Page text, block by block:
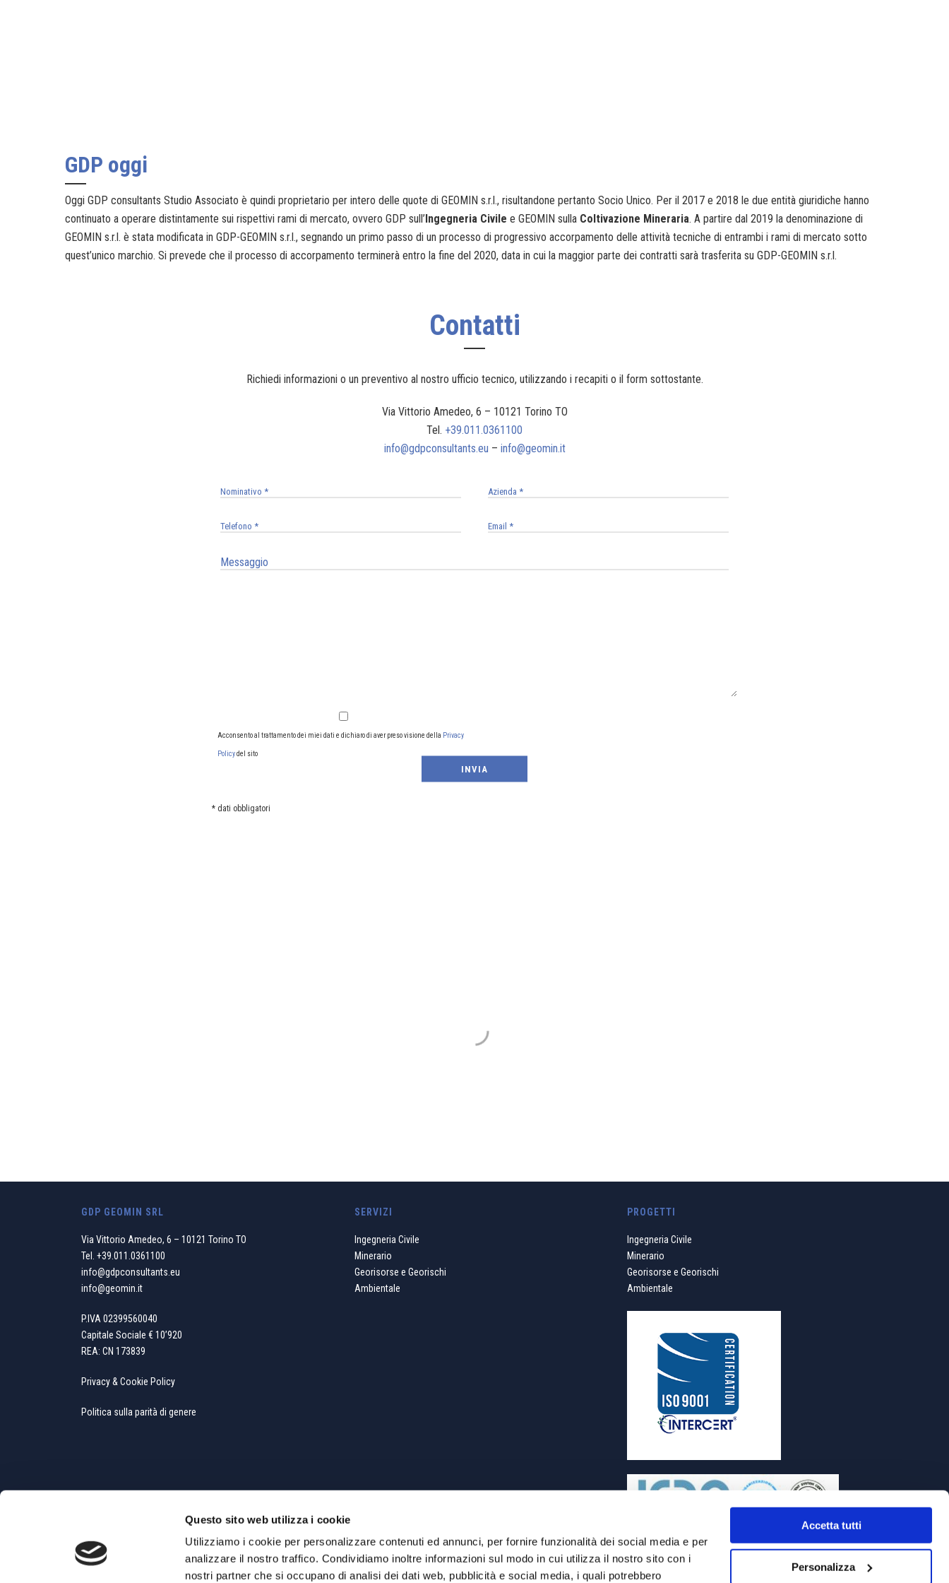
Questo sito web utilizza i cookie
Utilizziamo i cookie per personalizzare contenuti ed annunci, per fornire funzionalità dei social media e per
analizzare il nostro traffico. Condividiamo inoltre informazioni sul modo in cui utilizza il nostro sito con i
nostri partner che si occupano di analisi dei dati web, pubblicità e social media, i quali potrebbero
Accetta tutti
Personalizza
GDP oggi
Oggi GDP consultants Studio Associato è quindi proprietario per intero delle quote di GEOMIN s.r.l., risultandone pertanto Socio Unico. Per il 2017 e 2018 le due entità giuridiche hanno
continuato a operare distintamente sui rispettivi rami di mercato, ovvero GDP sull’Ingegneria Civile e GEOMIN sulla Coltivazione Mineraria. A partire dal 2019 la denominazione di
GEOMIN s.r.l. è stata modificata in GDP-GEOMIN s.r.l., segnando un primo passo di un processo di progressivo accorpamento delle attività tecniche di entrambi i rami di mercato sotto
quest’unico marchio. Si prevede che il processo di accorpamento terminerà entro la fine del 2020, data in cui la maggior parte dei contratti sarà trasferita su GDP-GEOMIN s.r.l.
Contatti
Richiedi informazioni o un preventivo al nostro ufficio tecnico, utilizzando i recapiti o il form sottostante.
Via Vittorio Amedeo, 6 – 10121 Torino TO
Tel. +39.011.0361100
info@gdpconsultants.eu – info@geomin.it
Acconsento al trattamento dei miei dati e dichiaro di aver preso visione della Privacy
Policydel sito
* dati obbligatori
GDP GEOMIN SRL
Via Vittorio Amedeo, 6 – 10121 Torino TO
Tel.+39.011.0361100
info@gdpconsultants.eu
info@geomin.it
P.IVA 02399560040
Capitale Sociale € 10’920
REA: CN 173839
Privacy & Cookie Policy
Politica sulla parità di genere
SERVIZI
Ingegneria Civile
Minerario
Georisorse e Georischi
Ambientale
PROGETTI
Ingegneria Civile
Minerario
Georisorse e Georischi
Ambientale
Copyright All Rights Reserved © 2019 - Powered by WhiteLab Siti Internet Torino